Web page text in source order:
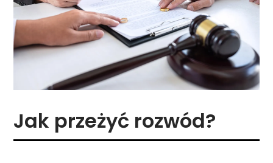
Jak przeżyć rozwód?